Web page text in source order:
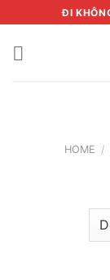
to
content
ĐI
HOME /